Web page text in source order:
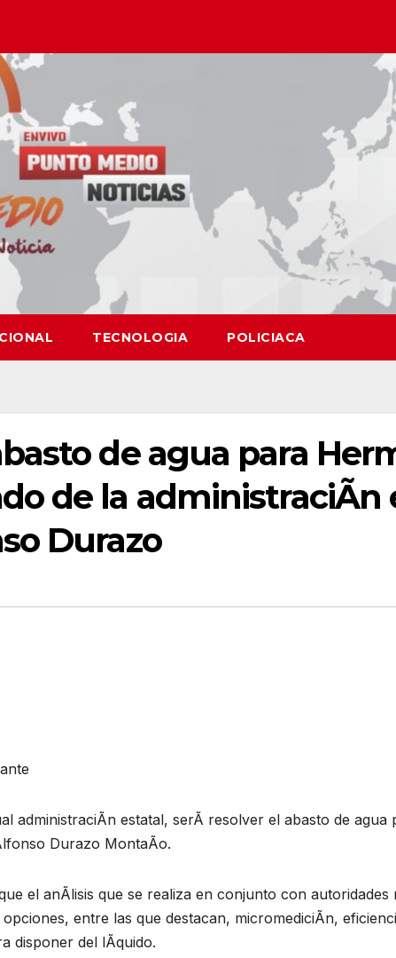
TECNOLOGIA POLICIACA
de agua para
de la administraciÃn
Durazo
administraciÃn estatal, serÃ resolver el abasto de agua
Durazo MontaÃo.
el anÃlisis que se realiza en conjunto con autoridades
entre las que destacan, micromediciÃn,
disponer del lÃquido.